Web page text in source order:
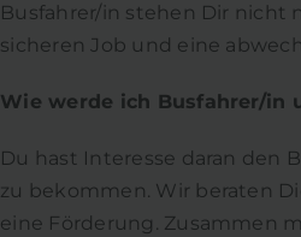
Busfahrer/in stehen Dir nicht
sicheren Job und eine
Wie werde ich Busfahrer/in
Du hast Interesse daran den
zu bekommen. Wir beraten
eine Förderung. Zusammen